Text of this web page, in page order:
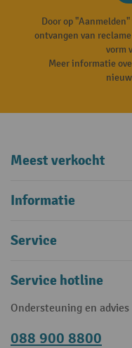
Door op
ontvangen van
vorm
Meer informatie
Meest verkocht
Informatie
Service
Service hotline
Ondersteuning en advies
088 900 8800